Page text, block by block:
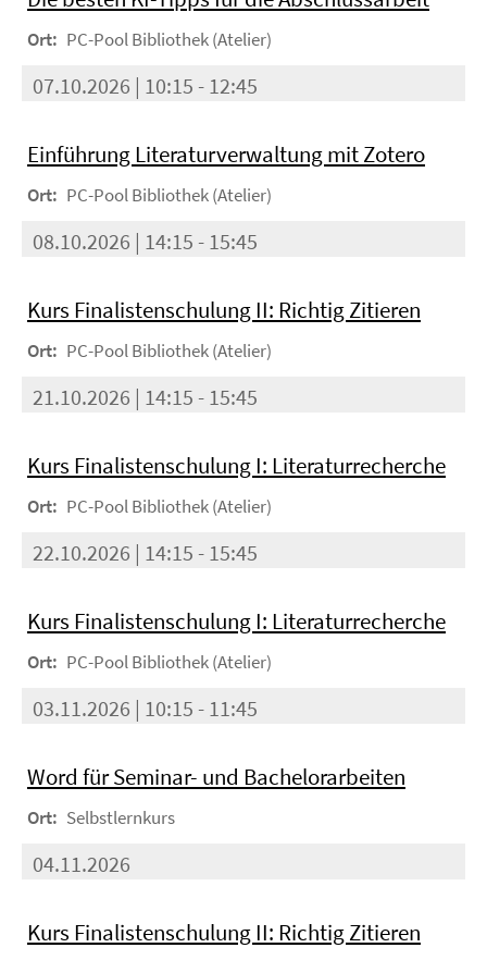
Ort: PC-Pool Bibliothek (Atelier)
07.10.2026 | 10:15 - 12:45
Einführung Literaturverwaltung mit Zotero
Ort: PC-Pool Bibliothek (Atelier)
08.10.2026 | 14:15 - 15:45
Kurs Finalistenschulung II: Richtig Zitieren
Ort: PC-Pool Bibliothek (Atelier)
21.10.2026 | 14:15 - 15:45
Kurs Finalistenschulung I: Literaturrecherche
Ort: PC-Pool Bibliothek (Atelier)
22.10.2026 | 14:15 - 15:45
Kurs Finalistenschulung I: Literaturrecherche
Ort: PC-Pool Bibliothek (Atelier)
03.11.2026 | 10:15 - 11:45
Word für Seminar- und Bachelorarbeiten
Ort: Selbstlernkurs
04.11.2026
Kurs Finalistenschulung II: Richtig Zitieren